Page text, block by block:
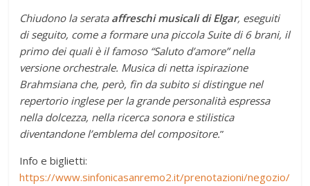
Chiudono la serata affreschi musicali di Elgar, eseguiti
di seguito, come a formare una piccola Suite di 6 brani, il
primo dei quali è il famoso “Saluto d’amore” nella
versione orchestrale. Musica di netta ispirazione
Brahmsiana che, però, fin da subito si distingue nel
repertorio inglese per la grande personalità espressa
nella dolcezza, nella ricerca sonora e stilistica
diventandone l’emblema del compositore.”
Info e biglietti:
https://www.sinfonicasanremo2.it/prenotazioni/negozio/